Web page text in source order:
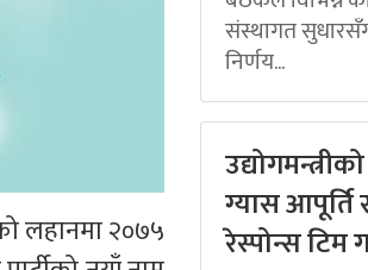
लहानमा २०७५
संस्थागत
निर्णय...
ग्यास
रेस्पोन्स टिम